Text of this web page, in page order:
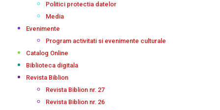
Politici protectia datelor
Media
Evenimente
Program activitati si evenimente culturale
Catalog Online
Biblioteca digitala
Revista Biblion
Revista Biblion nr. 27
Revista Biblion nr. 26